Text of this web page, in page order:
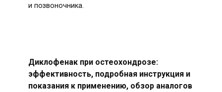
и позвоночника.
Диклофенак при остеохондрозе:
эффективность, подробная инструкция и
показания к применению, обзор аналогов